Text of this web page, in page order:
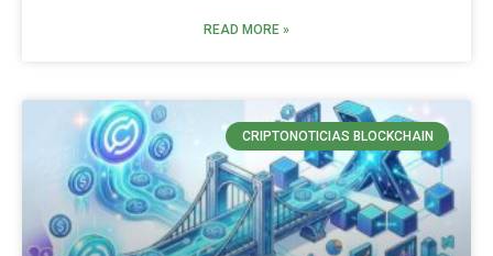
READ MORE »
CRIPTONOTICIAS BLOCKCHAIN